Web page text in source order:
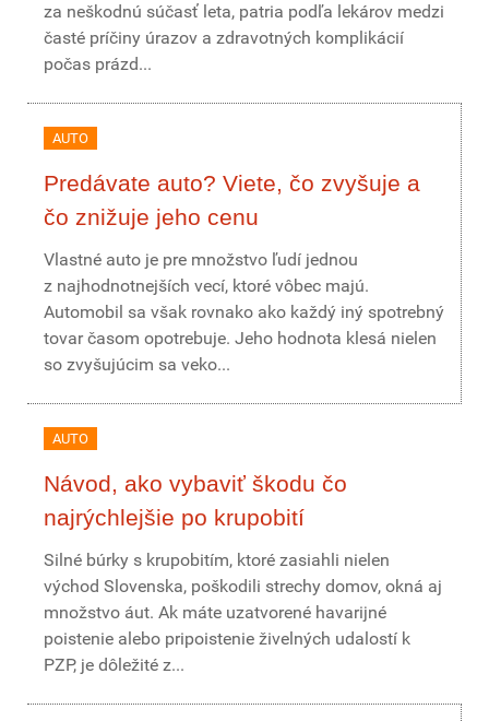
za neškodnú súčasť leta, patria podľa lekárov medzi
časté príčiny úrazov a zdravotných komplikácií
počas prázd...
AUTO
Predávate auto? Viete, čo zvyšuje a
čo znižuje jeho cenu
Vlastné auto je pre množstvo ľudí jednou
z najhodnotnejších vecí, ktoré vôbec majú.
Automobil sa však rovnako ako každý iný spotrebný
tovar časom opotrebuje. Jeho hodnota klesá nielen
so zvyšujúcim sa veko...
AUTO
Návod, ako vybaviť škodu čo
najrýchlejšie po krupobití
Silné búrky s krupobitím, ktoré zasiahli nielen
východ Slovenska, poškodili strechy domov, okná aj
množstvo áut. Ak máte uzatvorené havarijné
poistenie alebo pripoistenie živelných udalostí k
PZP, je dôležité z...